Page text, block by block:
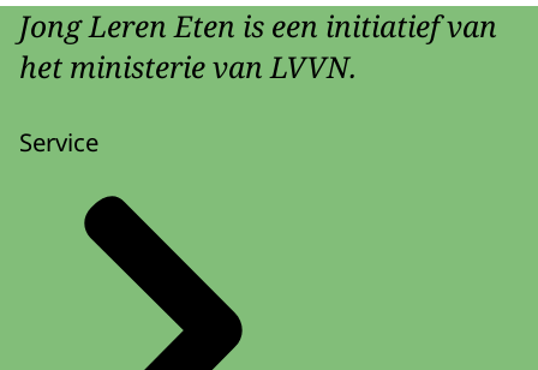
Jong Leren Eten is een initiatief van
het ministerie van LVVN.
Service